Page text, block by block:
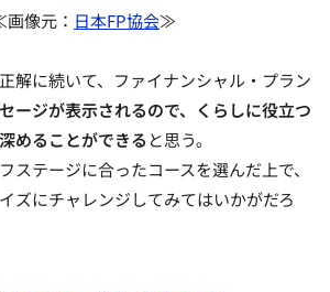
像元： 日本FP協会≫
解に続いて、ファイナンシャル・プラン
ージが表示されるので、くらしに役立つ
めることができる と思う。
ステージに合ったコースを選んだ上で、
ズにチャレンジしてみてはいかがだろ